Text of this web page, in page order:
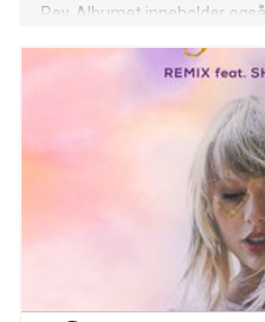
Rey. Albumet inneholder
Christmas Show sier hun
noe jeg ikke har gjort før.
natt for over er år siden, har
virkelig strålende,
i showet – så vel som min
å bringe mitt gamle
moderne og friskt i et
Wes Anderson-inspirert
morsomt og mest av alt
endelig gi dette ut. About
Award-winning singer/